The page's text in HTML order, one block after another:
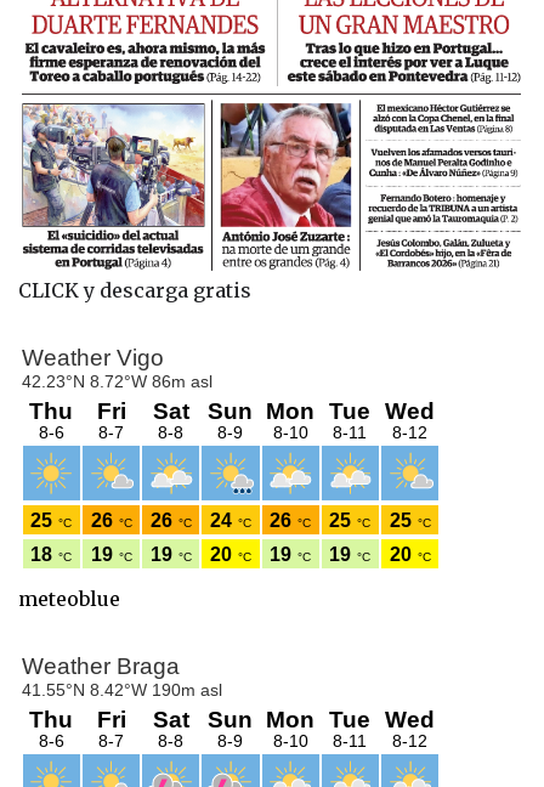
CLICK y descarga gratis
meteoblue